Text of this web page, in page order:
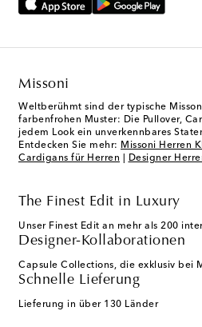
Missoni
Weltberühmt sind der typische
farbenfrohen Muster: Die Pullover,
jedem Look ein unverkennbares
Entdecken Sie mehr: Missoni Herren
Cardigans für Herren
Designer
The Finest Edit in Luxury
Unser Finest Edit an mehr als 200
Designer-Kollaborationen
Capsule Collections, die exklusiv bei
Schnelle Lieferung
Lieferung in über 130 Länder